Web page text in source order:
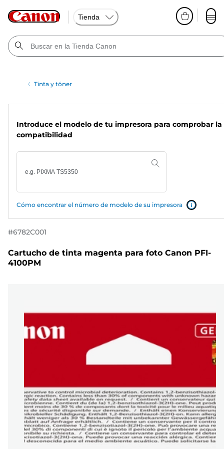
Tienda
Tinta y tóner
Introduce el modelo de tu impresora para comprobar la
compatibilidad
Cómo encontrar el número de modelo de su impresora
#6782C001
Cartucho de tinta magenta para foto Canon PFI-
4100PM